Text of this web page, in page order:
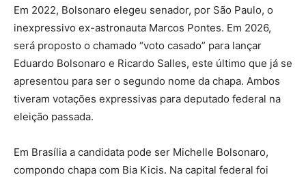
Em 2022, Bolsonaro elegeu senador, por São Paulo, o
inexpressivo ex-astronauta Marcos Pontes. Em 2026,
será proposto o chamado “voto casado” para lançar
Eduardo Bolsonaro e Ricardo Salles, este último que já se
apresentou para ser o segundo nome da chapa. Ambos
tiveram votações expressivas para deputado federal na
eleição passada.
Em Brasília a candidata pode ser Michelle Bolsonaro,
compondo chapa com Bia Kicis. Na capital federal foi